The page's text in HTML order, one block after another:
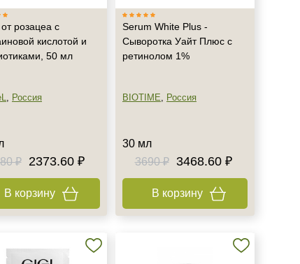
розацеа с
кислотой и
50 мл
, Россия
₽
2373.60 ₽
В корзину
Serum White Plus -
Сыворотка Уайт Плюс с
ретинолом 1%
BIOTIME, Россия
30 мл
3690 ₽
3468.60 ₽
В корзину